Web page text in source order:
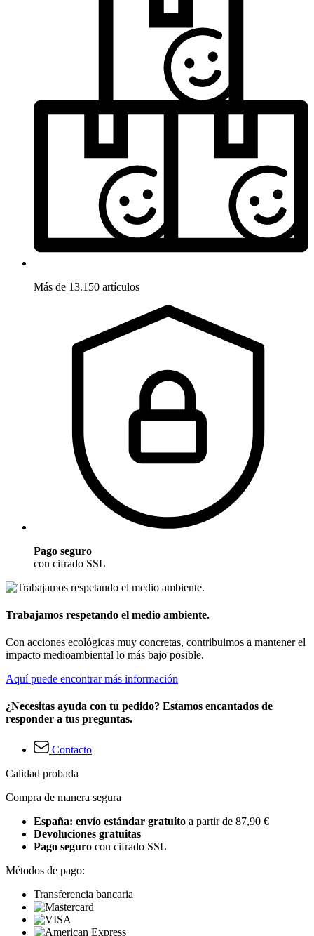
Más de 13.150 artículos
Pago seguro
con cifrado SSL
Trabajamos respetando el medio ambiente.
Con acciones ecológicas muy concretas, contribuimos a mantener el
impacto medioambiental lo más bajo posible.
Aquí puede encontrar más información
¿Necesitas ayuda con tu pedido? Estamos encantados de
responder a tus preguntas.
Contacto
Calidad probada
Compra de manera segura
España: envío estándar gratuito a partir de 87,90 €
Devoluciones gratuitas
Pago seguro con cifrado SSL
Métodos de pago:
Transferencia bancaria